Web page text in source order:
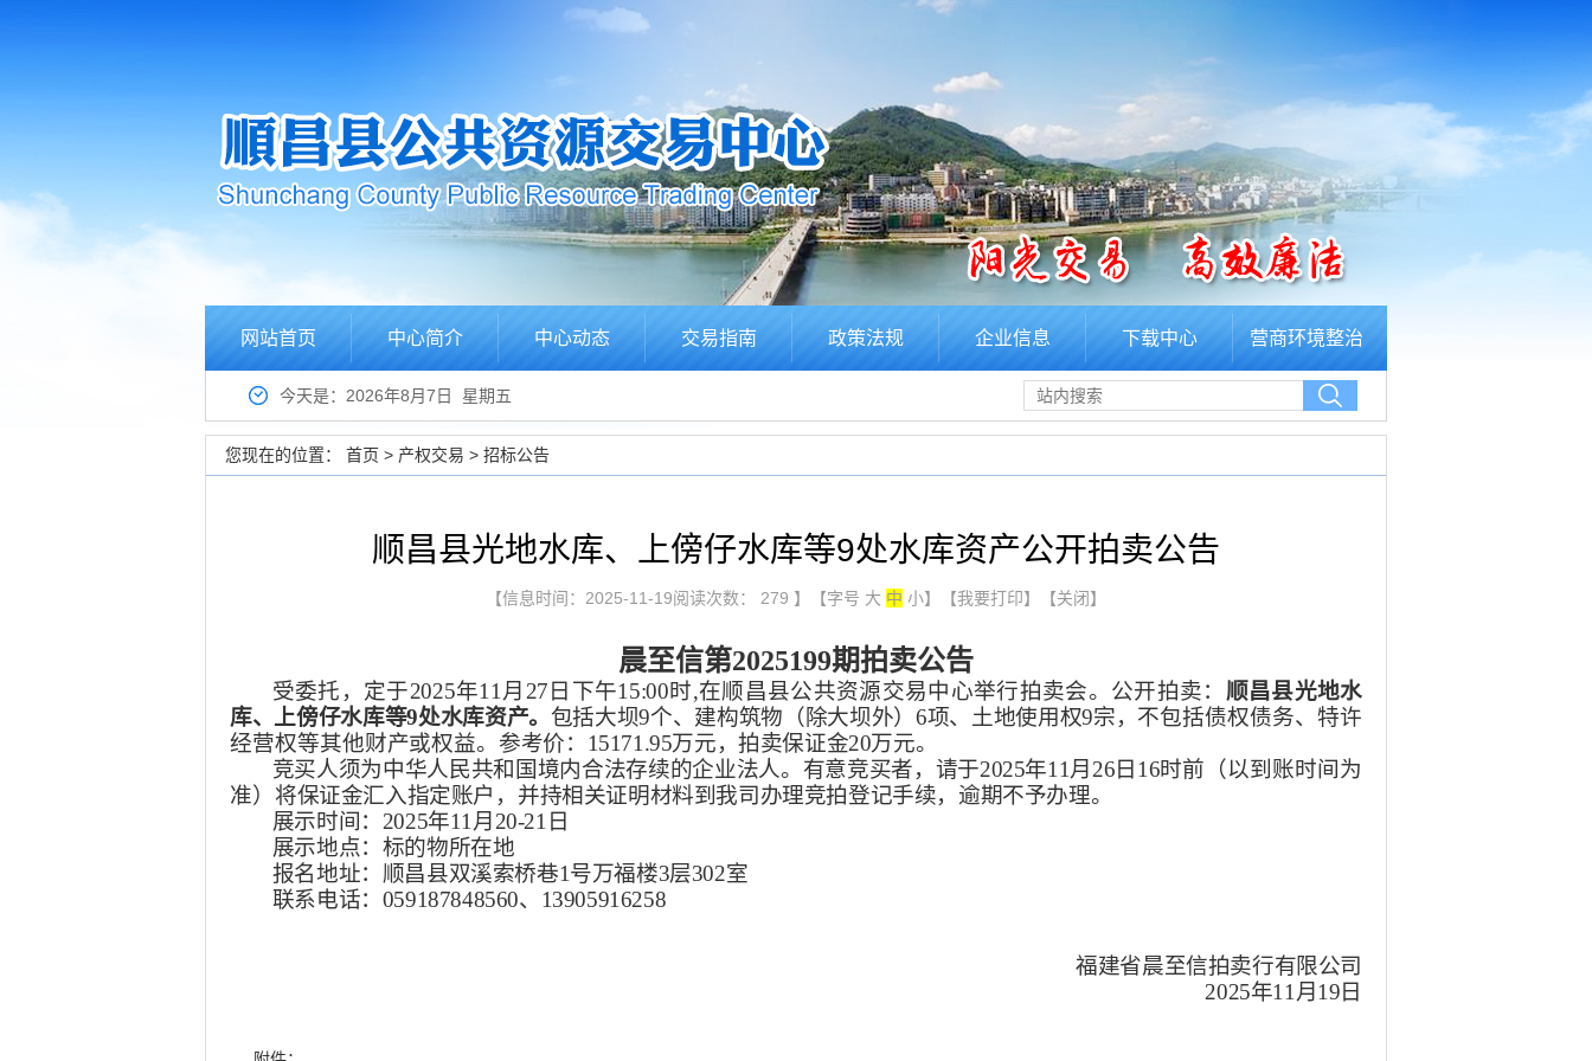
网站首页 中心简介 中心动态 交易指南 政策法规 企业信息 下载中心 营商环境整治
今天是：2026年8月7日 星期五
您现在的位置： 首页 > 产权交易 > 招标公告
顺昌县光地水库、上傍仔水库等9处水库资产公开拍卖公告
【信息时间：2025-11-19阅读次数： 279 】【字号 大 中 小】 【我要打印】 【关闭】
晨至信第2025199期拍卖公告
受委托，定于2025年11月 27 日下午15:00时,在顺昌县公共资源交易中心举行拍卖会。公开拍卖： 顺昌县光地水
库、上傍仔水库等9处水库资产。 包括大坝9个、建构筑物（除大坝外）6项、土地使用权9宗， 不包括债权债务、特许
经营权等其他财产或权益。 参考价： 15171.95万元，拍卖保证金20万元。
竞买人须为中华人民共和国境内合法存续的企业法人。有意竞买者，请于2025年11月 26日 16时前 （以到账时间为
准） 将保证金汇入指定账户 ， 并持相关证明材料到我司办理竞拍登记手续，逾期不予办理。
展示时间： 2025年11月 20-21 日
展示地点：标的物所在地
报名地址： 顺昌县双溪索桥巷1号万福楼3层302室
联系电话： 059187848560、13905916258
福建省晨至信拍卖行有限公司
2025年11月 19日